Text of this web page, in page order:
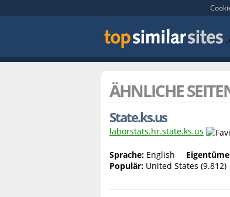
ÄHNLICHE
State.ks.us
laborstats.hr.state.ks.us
Sprache: English
Populär: United States (9.812)